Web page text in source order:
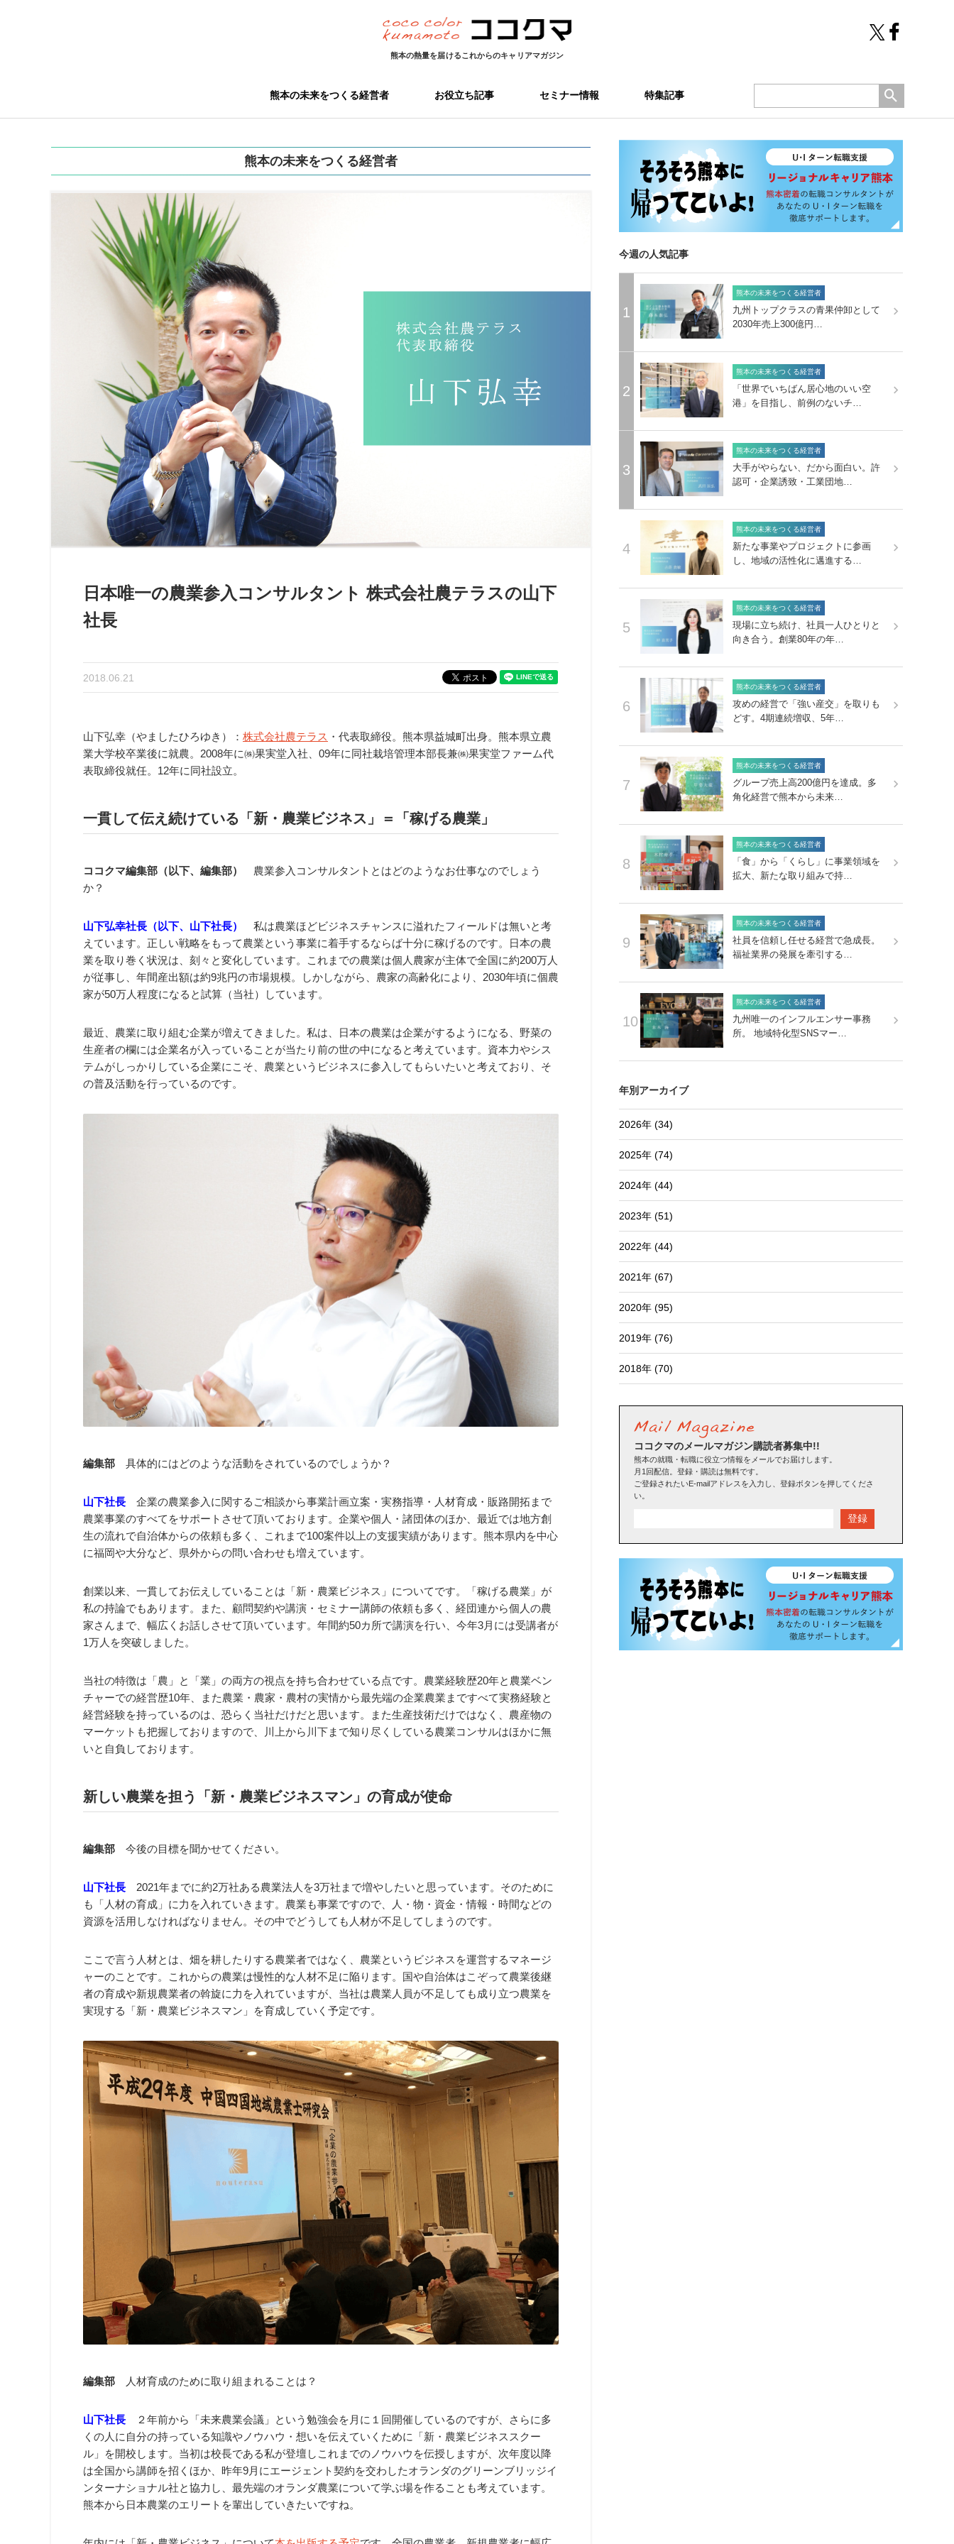
熊本の熱量を届けるこれからのキャリアマガジン
熊本の未来をつくる経営者 お役立ち記事 セミナー情報 特集記事
熊本の未来をつくる経営者
日本唯一の農業参入コンサルタント 株式会社農テラスの山下
社長
2018.06.21
山下弘幸（やましたひろゆき）： 株式会社農テラス ・代表取締役。熊本県益城町出身。熊本県立農
業大学校卒業後に就農。2008年に㈱果実堂入社、09年に同社栽培管理本部長兼㈱果実堂ファーム代
表取締役就任。12年に同社設立。
一貫して伝え続けている「新・農業ビジネス」＝「稼げる農業」
ココクマ編集部（以下、編集部） 農業参入コンサルタントとはどのようなお仕事なのでしょう
か？
山下弘幸社長（以下、山下社長）
私は農業ほどビジネスチャンスに溢れたフィールドは無いと考
えています。正しい戦略をもって農業という事業に着手するならば十分に稼げるのです。日本の農
業を取り巻く状況は、刻々と変化しています。これまでの農業は個人農家が主体で全国に約200万人
が従事し、年間産出額は約9兆円の市場規模。しかしながら、農家の高齢化により、2030年頃に個農
家が50万人程度になると試算（当社）しています。
最近、農業に取り組む企業が増えてきました。私は、日本の農業は企業がするようになる、野菜の
生産者の欄には企業名が入っていることが当たり前の世の中になると考えています。資本力やシス
テムがしっかりしている企業にこそ、農業というビジネスに参入してもらいたいと考えており、そ
の普及活動を行っているのです。
編集部 具体的にはどのような活動をされているのでしょうか？
山下社長
企業の農業参入に関するご相談から事業計画立案・実務指導・人材育成・販路開拓まで
農業事業のすべてをサポートさせて頂いております。企業や個人・諸団体のほか、最近では地方創
生の流れで自治体からの依頼も多く、これまで100案件以上の支援実績があります。熊本県内を中心
に福岡や大分など、県外からの問い合わせも増えています。
創業以来、一貫してお伝えしていることは「新・農業ビジネス」についてです。「稼げる農業」が
私の持論でもあります。また、顧問契約や講演・セミナー講師の依頼も多く、経団連から個人の農
家さんまで、幅広くお話しさせて頂いています。年間約50カ所で講演を行い、今年3月には受講者が
1万人を突破しました。
当社の特徴は「農」と「業」の両方の視点を持ち合わせている点です。農業経験歴20年と農業ベン
チャーでの経営歴10年、また農業・農家・農村の実情から最先端の企業農業まですべて実務経験と
経営経験を持っているのは、恐らく当社だけだと思います。また生産技術だけではなく、農産物の
マーケットも把握しておりますので、川上から川下まで知り尽くしている農業コンサルはほかに無
いと自負しております。
新しい農業を担う「新・農業ビジネスマン」の育成が使命
編集部 今後の目標を聞かせてください。
山下社長
2021年までに約2万社ある農業法人を3万社まで増やしたいと思っています。そのために
も「人材の育成」に力を入れていきます。農業も事業ですので、人・物・資金・情報・時間などの
資源を活用しなければなりません。その中でどうしても人材が不足してしまうのです。
ここで言う人材とは、畑を耕したりする農業者ではなく、農業というビジネスを運営するマネージ
ャーのことです。これからの農業は慢性的な人材不足に陥ります。国や自治体はこぞって農業後継
者の育成や新規農業者の斡旋に力を入れていますが、当社は農業人員が不足しても成り立つ農業を
実現する「新・農業ビジネスマン」を育成していく予定です。
編集部 人材育成のために取り組まれることは？
山下社長
２年前から「未来農業会議」という勉強会を月に１回開催しているのですが、さらに多
くの人に自分の持っている知識やノウハウ・想いを伝えていくために「新・農業ビジネススクー
ル」を開校します。当初は校長である私が登壇しこれまでのノウハウを伝授しますが、次年度以降
は全国から講師を招くほか、昨年9月にエージェント契約を交わしたオランダのグリーンブリッジイ
ンターナショナル社と協力し、最先端のオランダ農業について学ぶ場を作ることも考えています。
熊本から日本農業のエリートを輩出していきたいですね。
今週の人気記事
1
熊本の未来をつくる経営者
九州トップクラスの青果仲卸として
2030年売上300億円…
2
熊本の未来をつくる経営者
「世界でいちばん居心地のいい空
港」を目指し、前例のないチ…
3
熊本の未来をつくる経営者
大手がやらない、だから面白い。許
認可・企業誘致・工業団地…
4
熊本の未来をつくる経営者
新たな事業やプロジェクトに参画
し、地域の活性化に邁進する…
5
熊本の未来をつくる経営者
現場に立ち続け、社員一人ひとりと
向き合う。創業80年の年…
6
熊本の未来をつくる経営者
攻めの経営で「強い産交」を取りも
どす。4期連続増収、5年…
7
熊本の未来をつくる経営者
グループ売上高200億円を達成。多
角化経営で熊本から未来…
8
熊本の未来をつくる経営者
「食」から「くらし」に事業領域を
拡大、新たな取り組みで持…
9
熊本の未来をつくる経営者
社員を信頼し任せる経営で急成長。
福祉業界の発展を牽引する…
10
熊本の未来をつくる経営者
九州唯一のインフルエンサー事務
所。 地域特化型SNSマー…
年別アーカイブ
2026年 (34)
2025年 (74)
2024年 (44)
2023年 (51)
2022年 (44)
2021年 (67)
2020年 (95)
2019年 (76)
2018年 (70)
ココクマのメールマガジン購読者募集中!!
熊本の就職・転職に役立つ情報をメールでお届けします。
月1回配信。登録・購読は無料です。
ご登録されたいE-mailアドレスを入力し、登録ボタンを押してくださ
い。
登録